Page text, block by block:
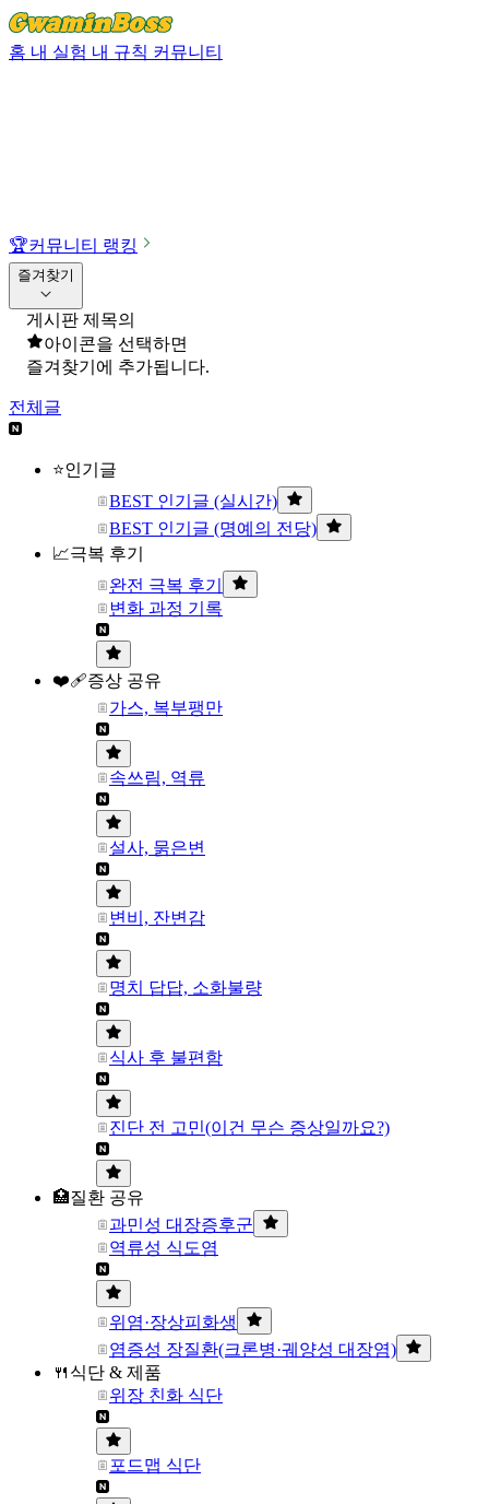
홈 내 실험 내 규칙 커뮤니티
🏆커뮤니티 랭킹
즐겨찾기
게시판 제목의
아이콘을 선택하면
즐겨찾기에 추가됩니다.
전체글
⭐인기글
BEST 인기글 (실시간)
BEST 인기글 (명예의 전당)
📈극복 후기
완전 극복 후기
변화 과정 기록
❤️‍🩹증상 공유
가스, 복부팽만
속쓰림, 역류
설사, 묽은변
변비, 잔변감
명치 답답, 소화불량
식사 후 불편함
진단 전 고민(이건 무슨 증상일까요?)
🏥질환 공유
과민성 대장증후군
역류성 식도염
위염·장상피화생
염증성 장질환(크론병·궤양성 대장염)
🍴식단 & 제품
위장 친화 식단
포드맵 식단